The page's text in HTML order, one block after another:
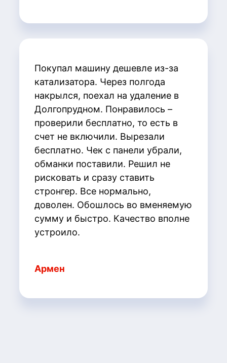
Покупал машину дешевле из-за
катализатора. Через полгода
накрылся, поехал на удаление в
Долгопрудном. Понравилось –
проверили бесплатно, то есть в
счет не включили. Вырезали
бесплатно. Чек с панели убрали,
обманки поставили. Решил не
рисковать и сразу ставить
стронгер. Все нормально,
доволен. Обошлось во вменяемую
сумму и быстро. Качество вполне
устроило.
Армен